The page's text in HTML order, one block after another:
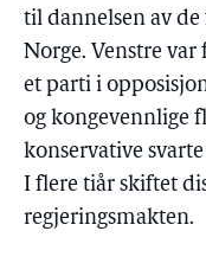
til dannelsen av
Norge. Venstre var
et parti i
og kongevennlige
konservative
I flere tiår skiftet
regjeringsmakten.